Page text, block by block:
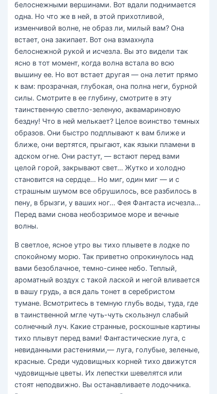
белоснежными вершинами. Вот вдали поднимается
одна. Но что же в ней, в этой прихотливой,
изменчивой волне, не образ ли, милый вам? Она
встает, она закипает. Вот она взмахнула
белоснежной рукой и исчезла. Вы это видели так
ясно в тот момент, когда волна встала во всю
вышину ее. Но вот встает другая — она летит прямо
к вам: прозрачная, глубокая, она полна неги, бурной
силы. Смотрите в ее глубину, смотрите в эту
таинственную светло-зеленую, аквамариновую
бездну! Что в ней мелькает? Целое воинство темных
образов. Они быстро подплывают к вам ближе и
ближе, они вертятся, прыгают, как языки пламени в
адском огне. Они растут, — встают перед вами
целой горой, закрывают свет… Жутко и холодно
становится на сердце… Но миг, один миг — и с
страшным шумом все обрушилось, все разбилось в
пену, в брызги, у ваших ног… Фея Фантаста исчезла…
Перед вами снова необозримое море и вечные
волны.
В светлое, ясное утро вы тихо плывете в лодке по
спокойному морю. Так приветно опрокинулось над
вами безоблачное, темно-синее небо. Теплый,
ароматный воздух с такой лаской и негой вливается
в вашу грудь, а вся даль тонет в серебристом
тумане. Всмотритесь в темную глубь воды, туда, где
в таинственной мгле чуть-чуть скользнул слабый
солнечный луч. Какие странные, роскошные картины
тихо плывут перед вами! Фантастические луга, с
невиданными растениями,— луга, голубые, зеленые,
красные. Среди чудовищных корней тихо движутся
чудовищные цветы. Их лепестки шевелятся или
стоят неподвижно. Вы останавливаете лодочника.